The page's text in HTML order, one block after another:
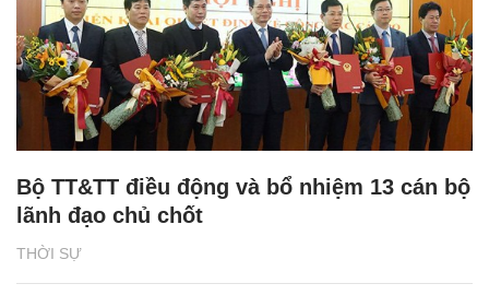
THỜI SỰ
Bộ TT&TT điều động và bổ nhiệm 13 cán bộ
lãnh đạo chủ chốt